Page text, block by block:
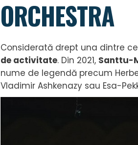
ORCHESTRA
Considerată drept una dintre
de activitate. Din 2021, Santtu-
nume de legendă precum
Vladimir Ashkenazy sau Esa-